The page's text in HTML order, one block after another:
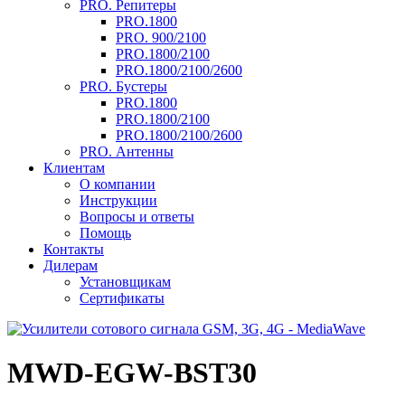
PRO. Репитеры
PRO.1800
PRO. 900/2100
PRO.1800/2100
PRO.1800/2100/2600
PRO. Бустеры
PRO.1800
PRO.1800/2100
PRO.1800/2100/2600
PRO. Антенны
Клиентам
О компании
Инструкции
Вопросы и ответы
Помощь
Контакты
Дилерам
Установщикам
Сертификаты
MWD-EGW-BST30